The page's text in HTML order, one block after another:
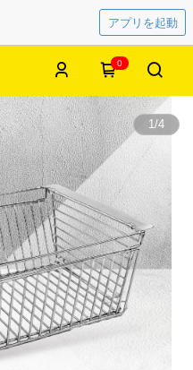
アプリを起動
0
1/4